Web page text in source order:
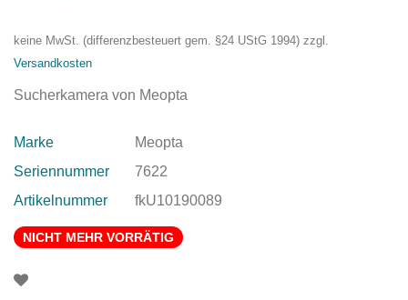
keine MwSt. (differenzbesteuert gem. §24 UStG 1994) zzgl.
Versandkosten
Sucherkamera von Meopta
Marke
Meopta
Seriennummer
7622
Artikelnummer
fkU10190089
NICHT MEHR VORRÄTIG